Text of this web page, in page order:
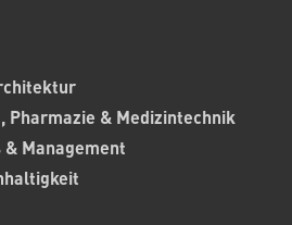
Pharmazie & Medizintechnik
Management